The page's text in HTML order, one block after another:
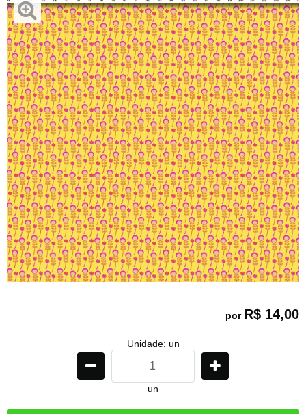
por R$ 14,00
Unidade: un
un